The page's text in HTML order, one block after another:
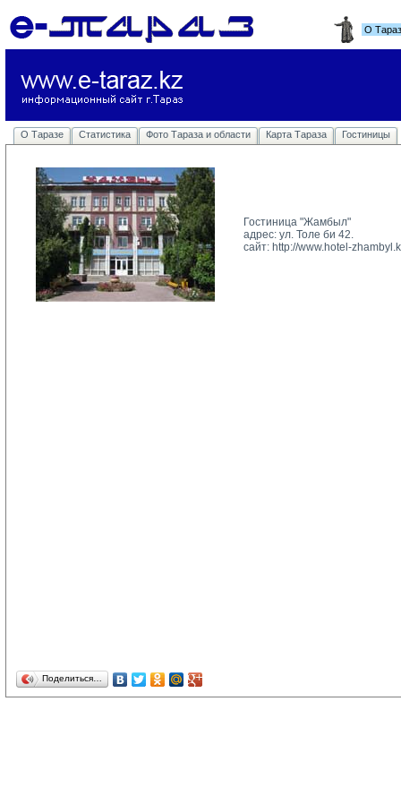
О
О Таразе Статистика Фото Тараза и области Карта Тараза Гостиницы
Гостиница "Жамбыл"
адрес: ул. Толе би 42.
сайт: http://www.hotel-
Поделиться…